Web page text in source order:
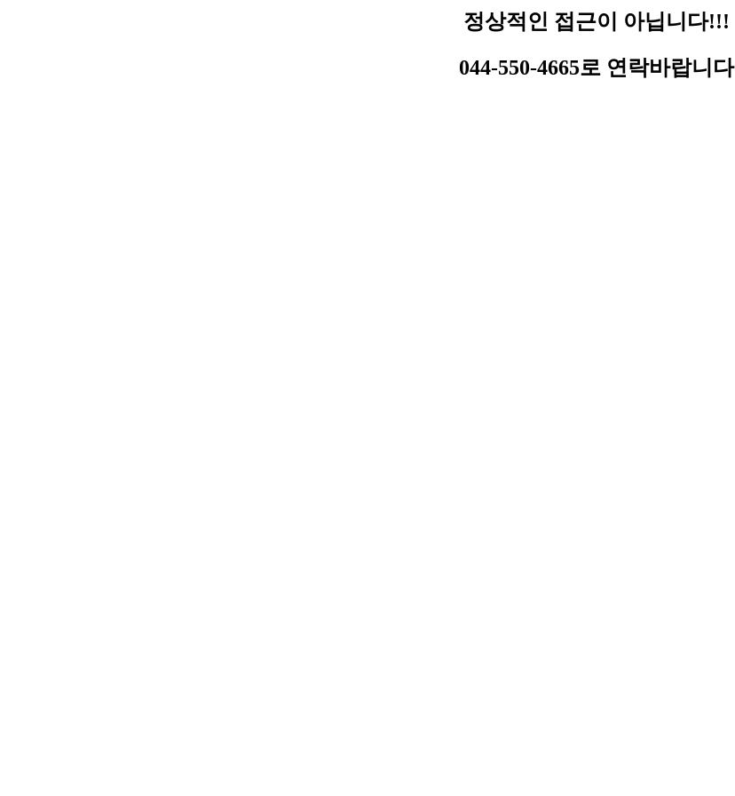
정상적인 접근이 아닙니다!!!
044-550-4665로 연락바랍니다